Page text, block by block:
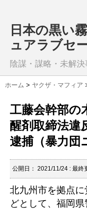
日本の黒い
ュアラブセ
陰謀・謀略・未解
ホーム > ヤクザ・マフィア
工藤会幹部の
醒剤取締法違
逮捕（暴力団
公開日： 2021/11/24 : 最終
北九州市を拠点
どとして、福岡